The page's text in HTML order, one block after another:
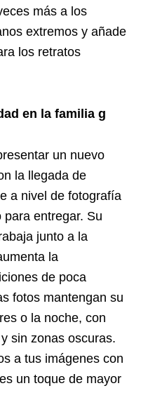
más a los
extremos y añade
los retratos
en la familia g
un nuevo
la llegada de
a nivel de fotografía
entregar. Su
junto a la
la
de poca
fotos mantengan su
o la noche, con
sin zonas oscuras.
a tus imágenes con
un toque de mayor